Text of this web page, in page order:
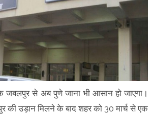
जबलपुर से अब पुणे जाना भी आसान हो जाएगा।
की उड़ान मिलने के बाद शहर को 30 मार्च से एक